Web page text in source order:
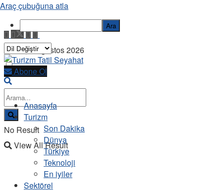
Cuma, 7 Ağustos 2026
No Result
View All Result
Abone Ol
Anasayfa
Turizm
Son Dakika
Dünya
Türkiye
Teknoloji
En iyiler
Sektörel
Araç çubuğuna atla
Ara